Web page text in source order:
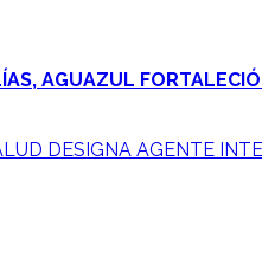
AGUAZUL
DESIGNA AGENTE